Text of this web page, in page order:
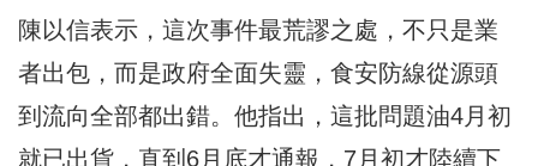
陳以信表示，這次事件最荒謬之處，不只是業
者出包，而是政府全面失靈，食安防線從源頭
到流向全部都出錯。他指出，這批問題油4月初
就已出貨，直到6月底才通報，7月初才陸續下